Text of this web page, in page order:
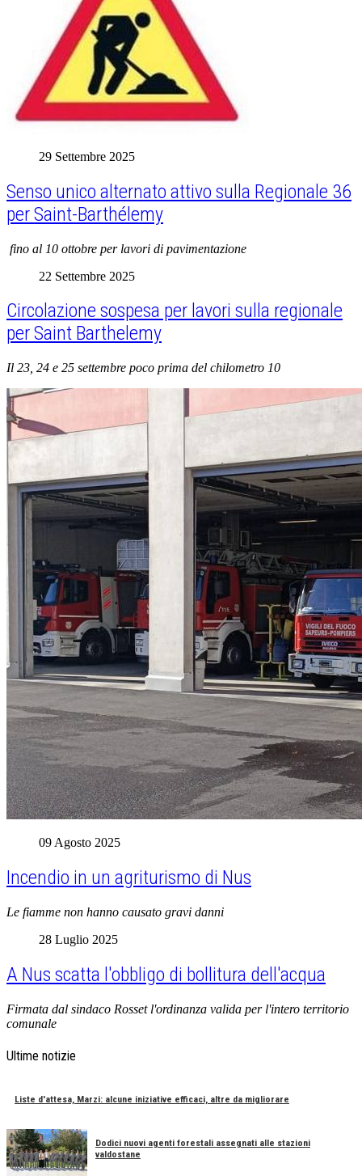
29 Settembre 2025
Senso unico alternato attivo sulla Regionale 36
per Saint-Barthélemy
fino al 10 ottobre per lavori di pavimentazione
22 Settembre 2025
Circolazione sospesa per lavori sulla regionale
per Saint Barthelemy
Il 23, 24 e 25 settembre poco prima del chilometro 10
09 Agosto 2025
Incendio in un agriturismo di Nus
Le fiamme non hanno causato gravi danni
28 Luglio 2025
A Nus scatta l'obbligo di bollitura dell'acqua
Firmata dal sindaco Rosset l'ordinanza valida per l'intero territorio
comunale
Ultime notizie
Liste d'attesa, Marzi: alcune iniziative efficaci, altre da migliorare
Dodici nuovi agenti forestali assegnati alle stazioni
valdostane